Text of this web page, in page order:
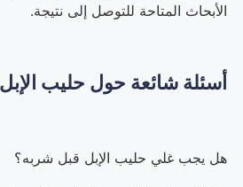
الأبحاث المتاحة للتوصل إلى نتيجة.
أسئلة شائعة حول حليب
هل يجب غلي حليب الإبل قبل شربه؟